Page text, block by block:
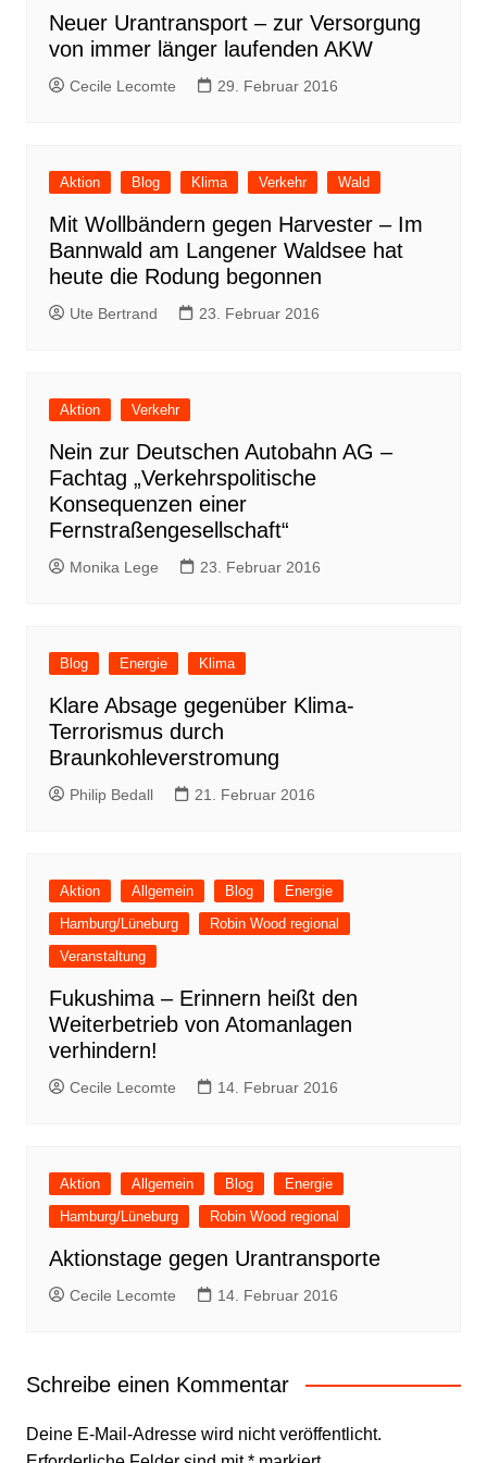
Neuer Urantransport – zur Versorgung
von immer länger laufenden AKW
Cecile Lecomte 29. Februar 2016
Aktion Blog Klima Verkehr Wald
Mit Wollbändern gegen Harvester – Im
Bannwald am Langener Waldsee hat
heute die Rodung begonnen
Ute Bertrand 23. Februar 2016
Aktion Verkehr
Nein zur Deutschen Autobahn AG –
Fachtag „Verkehrspolitische
Konsequenzen einer
Fernstraßengesellschaft“
Monika Lege 23. Februar 2016
Blog Energie Klima
Klare Absage gegenüber Klima-
Terrorismus durch
Braunkohleverstromung
Philip Bedall 21. Februar 2016
Aktion Allgemein Blog
Energie
Hamburg/Lüneburg
Robin Wood regional
Veranstaltung
Fukushima – Erinnern heißt den
Weiterbetrieb von Atomanlagen
verhindern!
Cecile Lecomte 14. Februar 2016
Aktion Allgemein Blog
Energie
Hamburg/Lüneburg
Robin Wood regional
Aktionstage gegen Urantransporte
Cecile Lecomte 14. Februar 2016
Schreibe einen Kommentar
Deine E-Mail-Adresse wird nicht veröffentlicht.